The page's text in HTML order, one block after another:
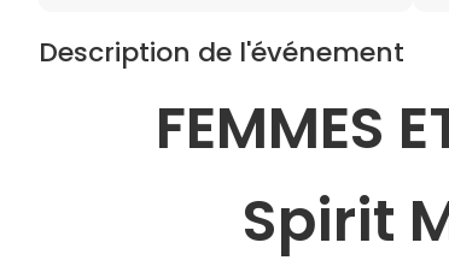
Description de l'événement
FEMMES
Spirit